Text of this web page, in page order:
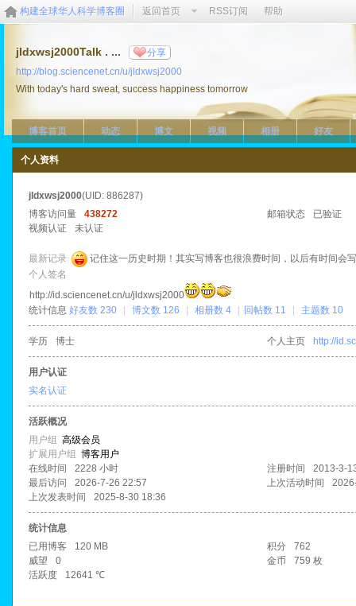
构建全球华人科学博客圈 返回首页 RSS订阅 帮助
jldxwsj2000Talk . ... 分享
http://blog.sciencenet.cn/u/jldxwsj2000
With today's hard sweat, success happiness tomorrow
博客首页 动态 博文 视频 相册 好友
个人资料
jldxwsj2000(UID: 886287)
博客访问量
438272 邮箱状态
已验证
视频认证
未认证
最新记录
记住这一历史时期！其实写博客也很浪费时间，以后有时间会
个人签名
http://id.sciencenet.cn/u/jldxwsj2000
统计信息 好友数 230 博文数 126 相册数 4 回帖数 11 主题数 10
学历 博士 个人主页 http://
用户认证
实名认证
活跃概况
用户组 高级会员
扩展用户组 博客用户
在线时间
2228 小时 注册时间
2013-3-
最后访问
2026-7-26 22:57 上次活动时间
上次发表时间
2025-8-30 18:36
统计信息
已用博客
120 MB 积分
762
威望
0 金币
759 枚
活跃度
12641 ℃